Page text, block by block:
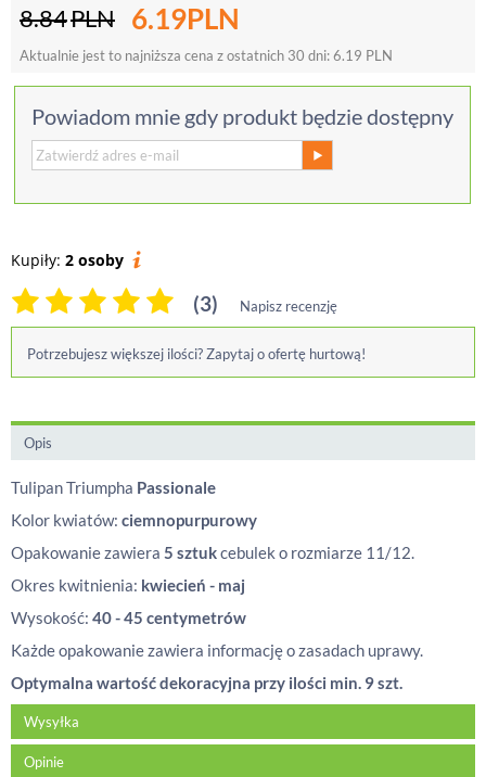
8.84PLN 6.19PLN
Aktualnie jest to najniższa cena z ostatnich 30 dni:6.19 PLN
Powiadom mnie gdy produkt będzie dostępny
Kupiły: 2 osoby
(3) Napisz recenzję
Potrzebujesz większej ilości? Zapytaj o ofertę hurtową!
Opis
Tulipan Triumpha Passionale
Kolor kwiatów: ciemnopurpurowy
Opakowanie zawiera 5 sztukcebulek o rozmiarze 11/12.
Okres kwitnienia: kwiecień - maj
Wysokość: 40 - 45 centymetrów
Każde opakowanie zawiera informację o zasadach uprawy.
Optymalna wartość dekoracyjna przy ilości min. 9 szt.
Wysyłka
Opinie